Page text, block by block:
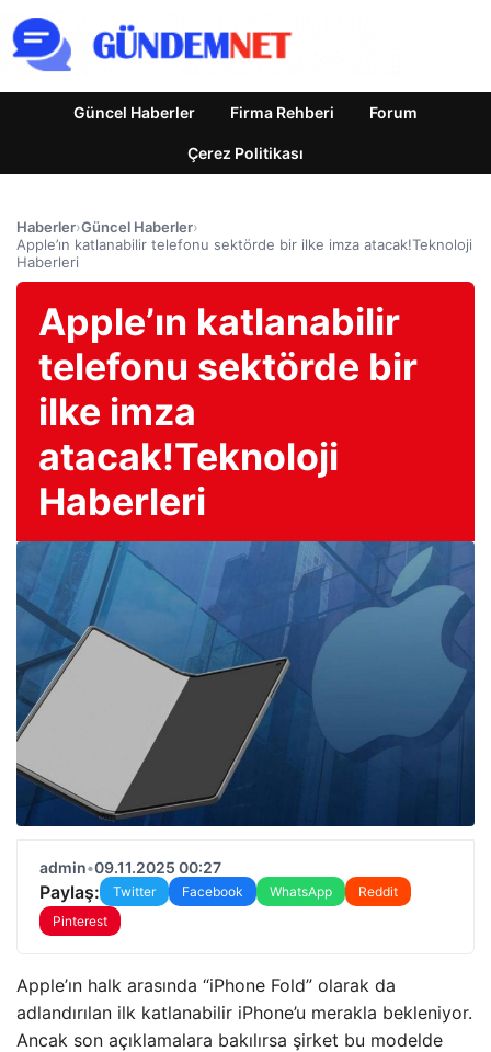
Güncel Haberler Firma Rehberi Forum
Çerez Politikası
Haberler›Güncel Haberler›
Apple’ın katlanabilir telefonu sektörde bir ilke imza atacak!Teknoloji
Haberleri
Apple’ın katlanabilir
telefonu sektörde bir
ilke imza
atacak!Teknoloji
Haberleri
admin•09.11.2025 00:27
Paylaş: Twitter Facebook WhatsApp
Reddit
Pinterest
Apple’ın halk arasında “iPhone Fold” olarak da
adlandırılan ilk katlanabilir iPhone’u merakla bekleniyor.
Ancak son açıklamalara bakılırsa şirket bu modelde